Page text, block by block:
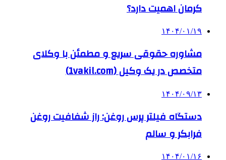
کرمان اهمیت دارد؟
۱۴۰۴/۰۱/۱۹
مشاوره حقوقی سریع و مطمئن با وکلای
متخصص در یک وکیل (1vakil.com)
۱۴۰۴/۰۹/۱۳
دستگاه فیلتر پرس روغن: راز شفافیت روغن
فرابکر و سالم
۱۴۰۴/۰۱/۱۶